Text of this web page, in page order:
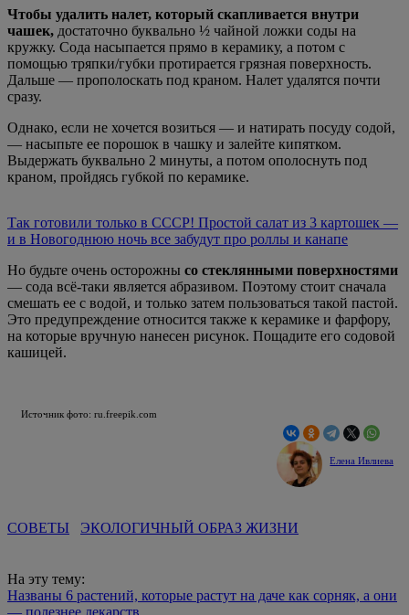
Чтобы удалить налет, который скапливается внутри
чашек, достаточно буквально ½ чайной ложки соды на
кружку. Сода насыпается прямо в керамику, а потом с
помощью тряпки/губки протирается грязная поверхность.
Дальше — прополоскать под краном. Налет удалятся почти
сразу.
Однако, если не хочется возиться — и натирать посуду содой,
— насыпьте ее порошок в чашку и залейте кипятком.
Выдержать буквально 2 минуты, а потом ополоснуть под
краном, пройдясь губкой по керамике.
Так готовили только в СССР! Простой салат из 3 картошек —
и в Новогоднюю ночь все забудут про роллы и канапе
Но будьте очень осторожны со стеклянными поверхностями
— сода всё-таки является абразивом. Поэтому стоит сначала
смешать ее с водой, и только затем пользоваться такой пастой.
Это предупреждение относится также к керамике и фарфору,
на которые вручную нанесен рисунок. Пощадите его содовой
кашицей.
Источник фото: ru.freepik.com
Елена Ивлиева
СОВЕТЫ ЭКОЛОГИЧНЫЙ ОБРАЗ ЖИЗНИ
На эту тему:
Названы 6 растений, которые растут на даче как сорняк, а они
— полезнее лекарств